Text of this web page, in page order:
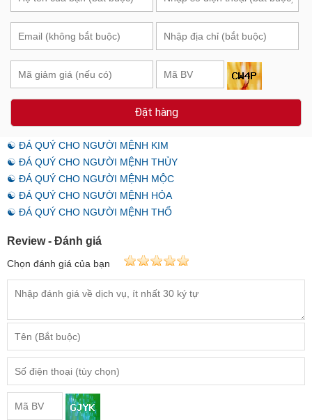
Đặt hàng
☯ ĐÁ QUÝ CHO NGƯỜI MỆNH KIM
☯ ĐÁ QUÝ CHO NGƯỜI MỆNH THỦY
☯ ĐÁ QUÝ CHO NGƯỜI MỆNH MỘC
☯ ĐÁ QUÝ CHO NGƯỜI MỆNH HỎA
☯ ĐÁ QUÝ CHO NGƯỜI MỆNH THỔ
Review - Đánh giá
Chọn đánh giá của bạn